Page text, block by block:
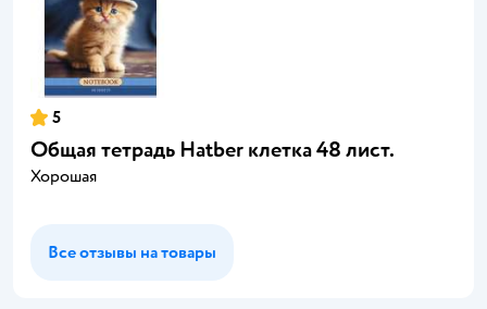
5
Общая тетрадь Hatber клетка 48 лист.
Хорошая
Все отзывы на товары